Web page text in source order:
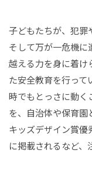
子どもたちが、犯罪
そして万が一危機に
越える力を身に着け
た安全教育を行って
時でもとっさに動く
を、自治体や保育園
キッズデザイン賞優
に掲載されるなど、